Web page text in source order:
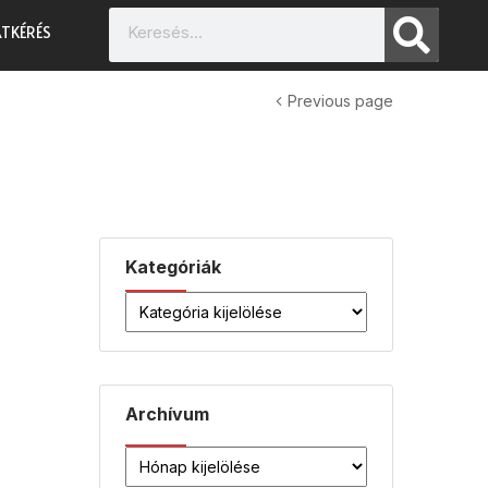
Previous page
Kategóriák
Archívum